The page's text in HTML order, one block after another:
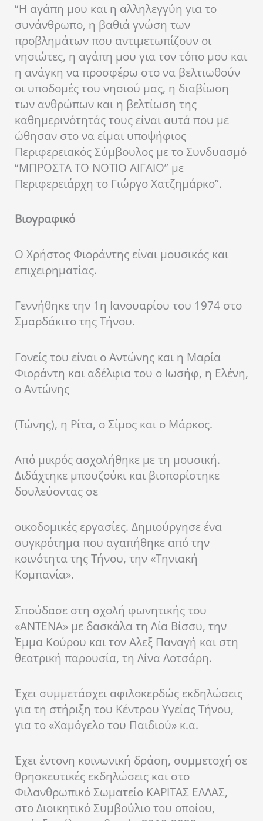
“Η αγάπη μου και η αλληλεγγύη για το
συνάνθρωπο, η βαθιά γνώση των
προβλημάτων που αντιμετωπίζουν οι
νησιώτες, η αγάπη μου για τον τόπο μου και
η ανάγκη να προσφέρω στο να βελτιωθούν
οι υποδομές του νησιού μας, η διαβίωση
των ανθρώπων και η βελτίωση της
καθημερινότητάς τους είναι αυτά που με
ώθησαν στο να είμαι υποψήφιος
Περιφερειακός Σύμβουλος με το Συνδυασμό
“ΜΠΡΟΣΤΑ ΤΟ ΝΟΤΙΟ ΑΙΓΑΙΟ” με
Περιφερειάρχη το Γιώργο Χατζημάρκο”.
Βιογραφικό
Ο Χρήστος Φιοράντης είναι μουσικός και
επιχειρηματίας.
Γεννήθηκε την 1η Ιανουαρίου του 1974 στο
Σμαρδάκιτο της Τήνου.
Γονείς του είναι ο Αντώνης και η Μαρία
Φιοράντη και αδέλφια του ο Ιωσήφ, η Ελένη,
ο Αντώνης
(Τώνης), η Ρίτα, ο Σίμος και ο Μάρκος.
Από μικρός ασχολήθηκε με τη μουσική.
Διδάχτηκε μπουζούκι και βιοπορίστηκε
δουλεύοντας σε
οικοδομικές εργασίες. Δημιούργησε ένα
συγκρότημα που αγαπήθηκε από την
κοινότητα της Τήνου, την «Τηνιακή
Κομπανία».
Σπούδασε στη σχολή φωνητικής του
«ANΤENA» με δασκάλα τη Λία Βίσσυ, την
Έμμα Κούρου και τον Αλεξ Παναγή και στη
θεατρική παρουσία, τη Λίνα Λοτσάρη.
Έχει συμμετάσχει αφιλοκερδώς εκδηλώσεις
για τη στήριξη του Κέντρου Υγείας Τήνου,
για το «Χαμόγελο του Παιδιού» κ.α.
Έχει έντονη κοινωνική δράση, συμμετοχή σε
θρησκευτικές εκδηλώσεις και στο
Φιλανθρωπικό Σωματείο ΚΑΡΙΤΑΣ ΕΛΛΑΣ,
στο Διοικητικό Συμβούλιο του οποίου,